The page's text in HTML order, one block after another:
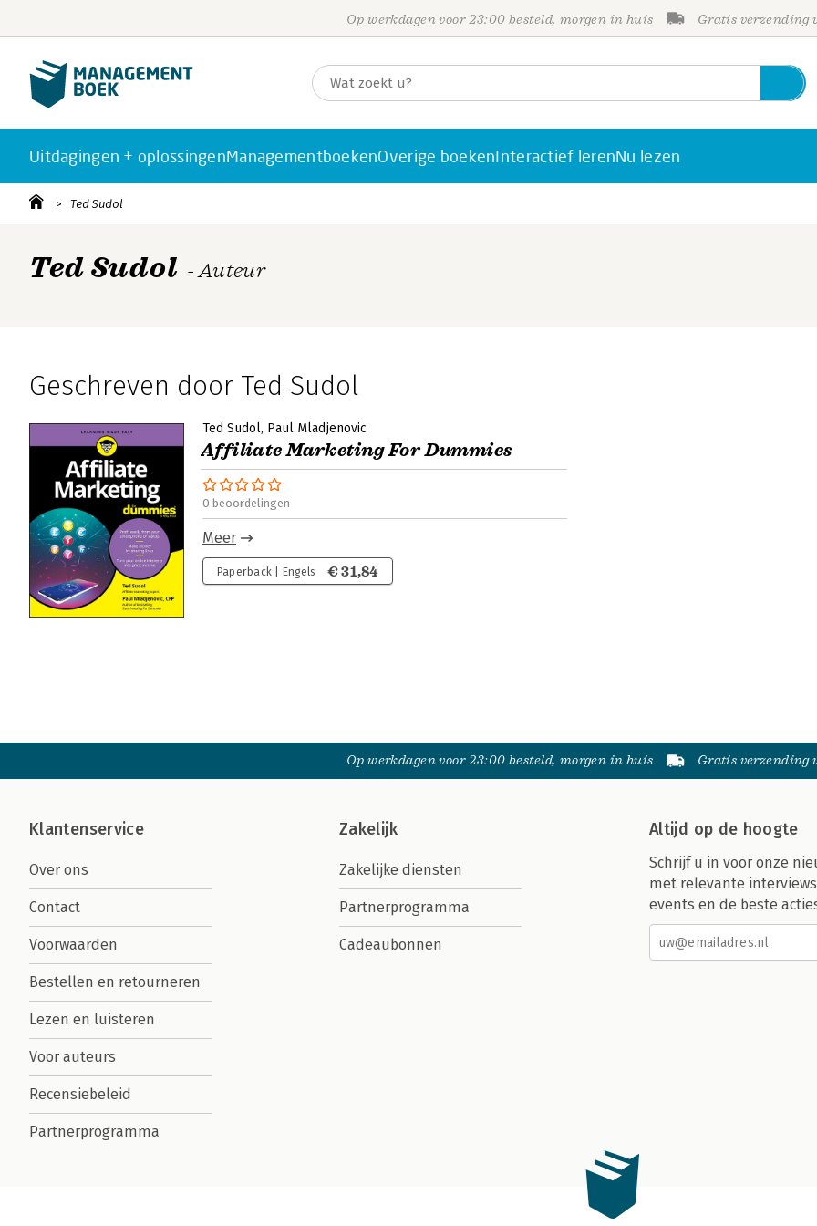
Op werkdagen voor 23:00 besteld, morgen in huis Gratis verzending
Uitdagingen + oplossingenManagementboekenOverige boekenInteractief lerenNu lezen
Ted Sudol
Ted Sudol - Auteur
Geschreven door Ted Sudol
Ted Sudol Paul Mladjenovic
Affiliate Marketing For Dummies
0 beoordelingen
Meer
Paperback | Engels € 31,84
Op werkdagen voor 23:00 besteld, morgen in huis Gratis verzending
Klantenservice
Over ons
Contact
Voorwaarden
Bestellen en retourneren
Lezen en luisteren
Voor auteurs
Recensiebeleid
Partnerprogramma
Zakelijk
Zakelijke diensten
Partnerprogramma
Cadeaubonnen
Altijd op de hoogte
Schrijf u in voor onze
met relevante
events en de beste